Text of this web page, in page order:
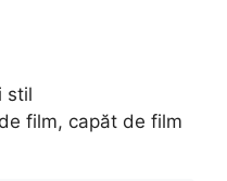
stil
film, capăt de film